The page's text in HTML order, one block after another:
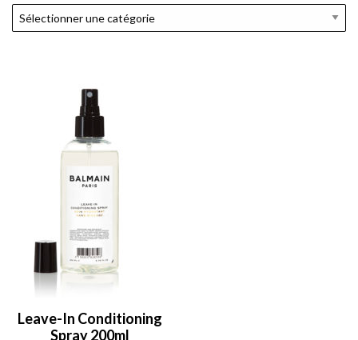
Leave-In Conditioning
Spray 200ml